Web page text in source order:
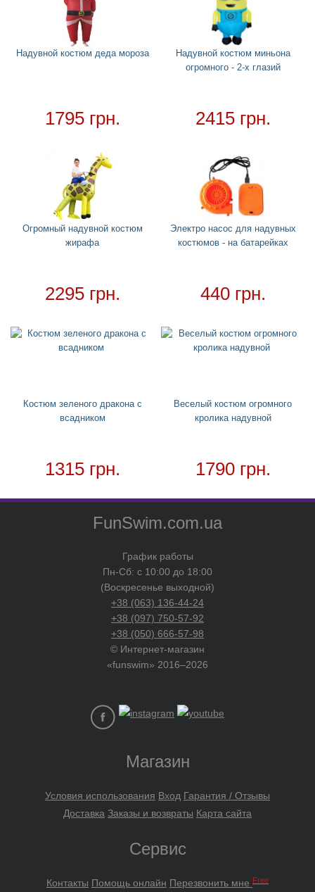
Надувные костюмы
Тапки лапки
Головные уборы
+
+
Матрасы
+
Купальники
Надувные подстаканники
Аксессуары
+
Для дома
+
Товар в наличии - доставка за 1-2 дня
Надувной костюм деда мороза
1795 грн.
Надувной костюм миньона
огромного - 2-х глазий
2415 грн.
Огромный надувной костюм
жирафа
2295 грн.
Электро насос для надувных
костюмов - на батарейках
440 грн.
Костюм зеленого дракона с
всадником
1315 грн.
Веселый костюм огромного
кролика надувной
1790 грн.
FunSwim.com.ua
График работы
Пн-Сб: с 10:00 до 18:00
(Воскресенье выходной)
+38 (063) 136-44-24
+38 (097) 750-57-92
+38 (050) 666-57-98
© Интернет-магазин
«funswim» 2016–2026
Магазин
Условия использования Вход Гарантия / Отзывы
Доставка Заказы и возвраты Карта сайта
Сервис
Контакты Помощь онлайн Перезвонить мне Free